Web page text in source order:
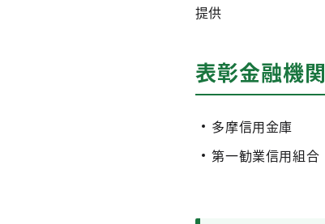
提供
表彰金融機関
多摩信用金庫
第一勧業信用組合